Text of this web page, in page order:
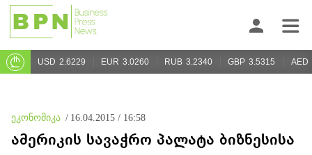
USD 2.6229 EUR 3.0260 RUB 3.2340 GBP 3.5315 AED
ეკონომიკა / 16.04.2015 / 16:58
ამერიკის სავაჭრო პალატა ბიზნესისა